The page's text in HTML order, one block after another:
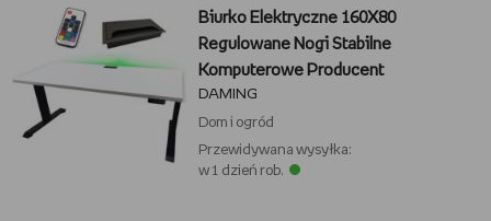
Biurko Elektryczne 160X80
Regulowane Nogi Stabilne
Komputerowe Producent
DAMING
Dom i ogród
Przewidywana wysyłka:
w 1 dzień rob.